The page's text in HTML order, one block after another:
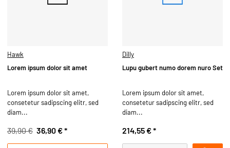
Hawk
Lorem ipsum dolor sit amet
Lorem ipsum dolor sit amet,
consetetur sadipscing elitr, sed
diam...
39,90 € 36,90 €*
Dilly
Lupu gubert numo dorem nuro Set
Lorem ipsum dolor sit amet,
consetetur sadipscing elitr, sed
diam...
214,55 €*